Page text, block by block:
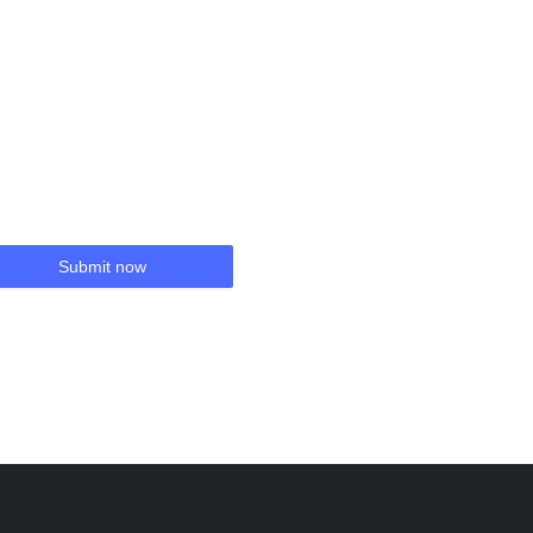
Submit now